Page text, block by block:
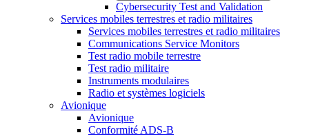
Cybersecurity Test and Validation
Services mobiles terrestres et radio militaires
Services mobiles terrestres et radio militaires
Communications Service Monitors
Test radio mobile terrestre
Test radio militaire
Instruments modulaires
Radio et systèmes logiciels
Avionique
Avionique
Conformité ADS-B